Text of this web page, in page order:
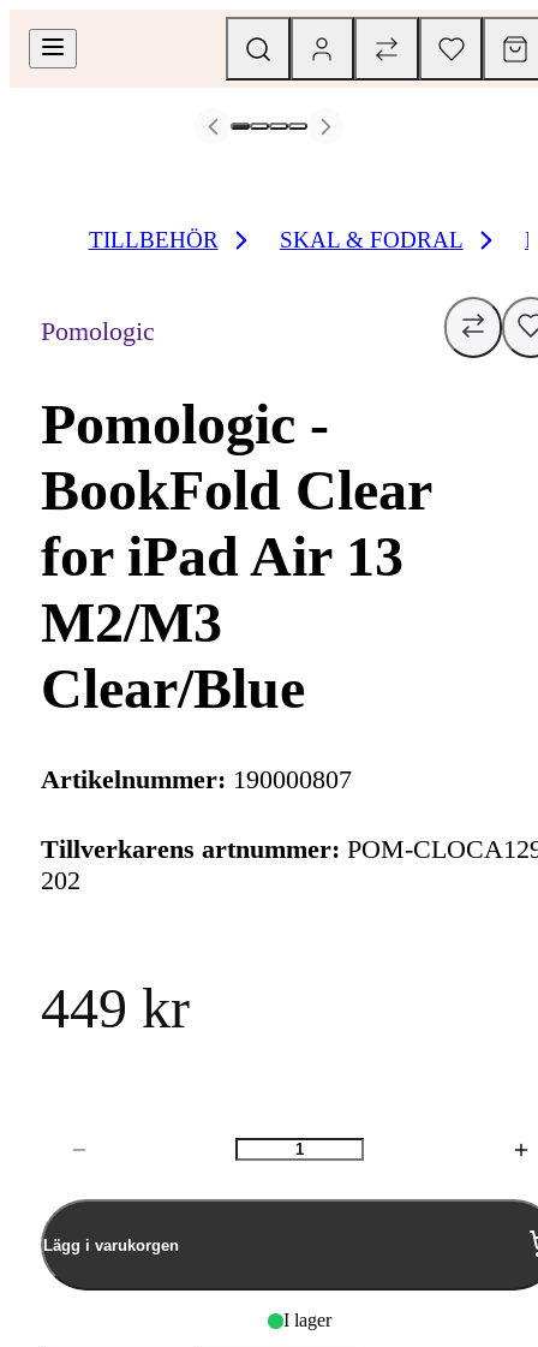
TILLBEHÖR SKAL & FODRAL
Pomologic
Pomologic -
BookFold Clear
for iPad Air 13
M2/M3
Clear/Blue
Artikelnummer: 190000807
Tillverkarens artnummer: POM-
202
449 kr
Antal
Lägg i varukorgen
I lager